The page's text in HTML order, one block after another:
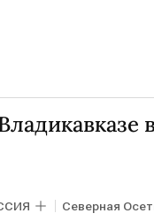
Северная